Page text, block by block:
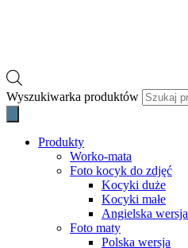
Wyszukiwarka produktów
Produkty
Worko-mata
Foto kocyk do zdjęć
Kocyki duże
Kocyki małe
Angielska wersja
Foto maty
Polska wersja